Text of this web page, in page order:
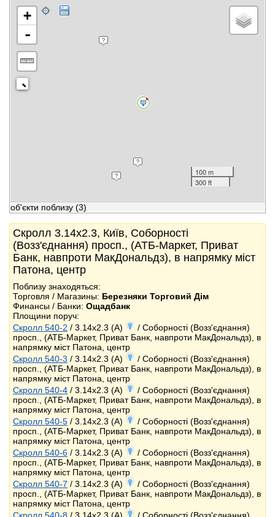
+
-
100 m
300 ft
об'єкти поблизу (3)
Скролл 3.14x2.3, Київ, Соборності
(Возз'єднання) просп., (АТБ-Маркет, Приват
Банк, навпроти МакДональдз), в напрямку міст
Патона, центр
Поблизу знаходяться:
Торговля / Магазины: Березняки Торговий Дім
Финансы / Банки: Ощадбанк
Площини поруч:
Скролл 540-2 / 3.14x2.3 (A)
/ Соборності (Возз'єднання)
просп., (АТБ-Маркет, Приват Банк, навпроти МакДональдз), в
напрямку міст Патона, центр
Скролл 540-3 / 3.14x2.3 (A)
/ Соборності (Возз'єднання)
просп., (АТБ-Маркет, Приват Банк, навпроти МакДональдз), в
напрямку міст Патона, центр
Скролл 540-4 / 3.14x2.3 (A)
/ Соборності (Возз'єднання)
просп., (АТБ-Маркет, Приват Банк, навпроти МакДональдз), в
напрямку міст Патона, центр
Скролл 540-5 / 3.14x2.3 (A)
/ Соборності (Возз'єднання)
просп., (АТБ-Маркет, Приват Банк, навпроти МакДональдз), в
напрямку міст Патона, центр
Скролл 540-6 / 3.14x2.3 (A)
/ Соборності (Возз'єднання)
просп., (АТБ-Маркет, Приват Банк, навпроти МакДональдз), в
напрямку міст Патона, центр
Скролл 540-7 / 3.14x2.3 (A)
/ Соборності (Возз'єднання)
просп., (АТБ-Маркет, Приват Банк, навпроти МакДональдз), в
напрямку міст Патона, центр